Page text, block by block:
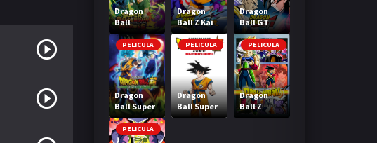
Dragon
Ball
Heroes
Dragon
Ball Z Kai
Dragon
Ball GT
PELICULA
Dragon
Ball Super
Broly
PELICULA
Dragon
Ball Super
Super Hero
PELICULA
Dragon
Ball Z
Bardock El
PELICULA